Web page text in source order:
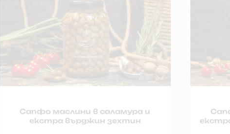
Сапфо маслини в саламура и
екстра върджин зехтин